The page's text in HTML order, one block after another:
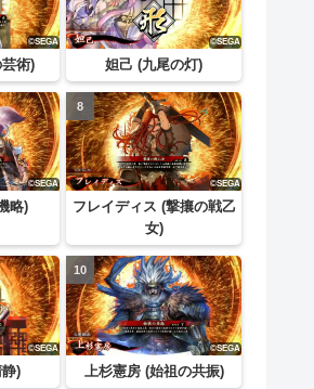
術) 妲己 (九尾の灯)
略)
フレイディス (撃攘の戦乙
女)
) 上杉憲房 (始祖の共振)